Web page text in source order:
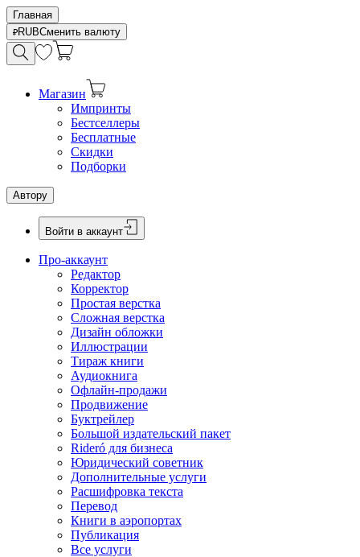
Главная
RUBСменить валюту
Магазин
Импринты
Бестселлеры
Бесплатные
Скидки
Подборки
Автору
Войти в аккаунт
Про-аккаунт
Редактор
Корректор
Простая верстка
Сложная верстка
Дизайн обложки
Иллюстрации
Тираж книги
Аудиокнига
Офлайн-продажи
Продвижение
Буктрейлер
Большой издательский пакет
Rideró для бизнеса
Юридический советник
Дополнительные услуги
Расшифровка текста
Перевод
Книги в аэропортах
Публикация
Все услуги